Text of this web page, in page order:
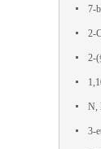
1,2-
7-
one2-
2-
N,
3-